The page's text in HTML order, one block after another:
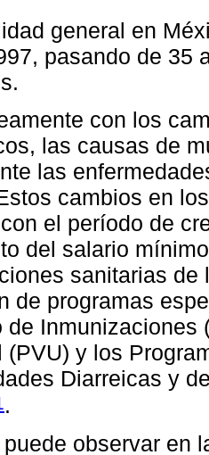
general en
pasando de 35
con los
las causas de
las
cambios en
el período de
del salario
sanitarias
de programas
de Inmunizaciones
(PVU) y los
Diarreicas y
.
puede observar en